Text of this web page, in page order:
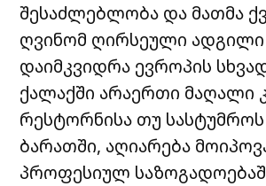
შესაძლებლობა და მათმა
ღვინომ ღირსეული ადგილი
დაიმკვიდრა ევროპის
ქალაქში არაერთი მაღალი
რესტორნისა თუ სასტუმროს
ბარათში, აღიარება
პროფესიულ